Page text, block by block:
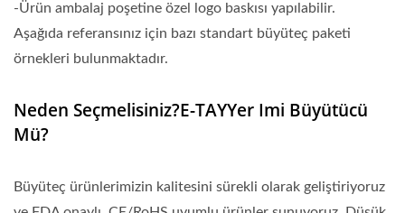
-Ürün ambalaj poşetine özel logo baskısı yapılabilir.
Aşağıda referansınız için bazı standart büyüteç paketi
örnekleri bulunmaktadır.
Neden Seçmelisiniz?E-TAYYer Imi Büyütücü
Mü?
Büyüteç ürünlerimizin kalitesini sürekli olarak geliştiriyoruz